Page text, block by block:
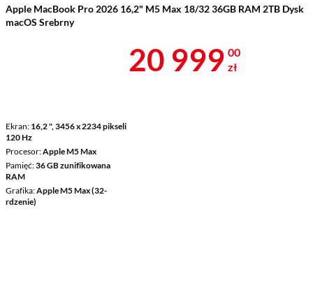
Apple MacBook Pro 2026 16,2" M5 Max 18/32 36GB RAM 2TB Dysk
macOS Srebrny
Ekran 16,2 ", 3456 x 2234 pikseli
120 Hz
Procesor Apple M5 Max
Pamięć 36 GB zunifikowana
RAM
Grafika Apple M5 Max (32-
rdzenie)
Cena 20 999
20 999 00
zł